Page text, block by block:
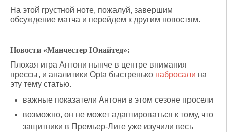
На этой грустной ноте, пожалуй, завершим
обсуждение матча и перейдем к другим новостям.
Новости «Манчестер Юнайтед»:
Плохая игра Антони нынче в центре внимания
прессы, и аналитики Opta быстренько набросали на
эту тему статью.
важные показатели Антони в этом сезоне просели
возможно, он не может адаптироваться к тому, что
защитники в Премьер-Лиге уже изучили весь